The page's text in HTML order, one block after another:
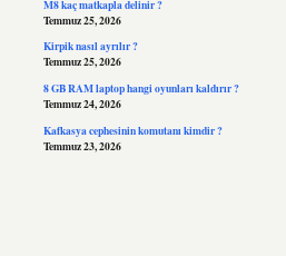
M8 kaç matkapla delinir ?
Temmuz 25, 2026
Kirpik nasıl ayrılır ?
Temmuz 25, 2026
8 GB RAM laptop hangi oyunları kaldırır ?
Temmuz 24, 2026
Kafkasya cephesinin komutanı kimdir ?
Temmuz 23, 2026